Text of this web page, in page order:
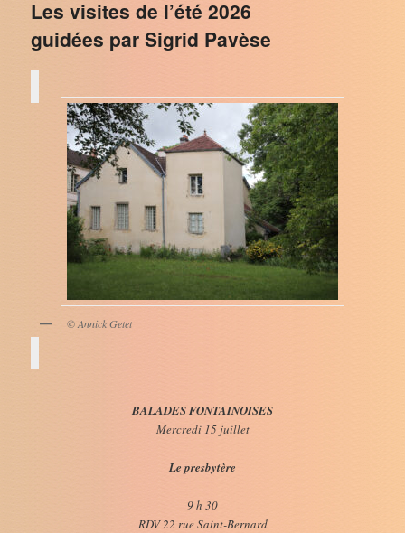
Les visites de l’été 2026
guidées par Sigrid Pavèse
© Annick Getet
BALADES FONTAINOISES
Mercredi 15 juillet
Le presbytère
9 h 30
RDV 22 rue Saint-Bernard